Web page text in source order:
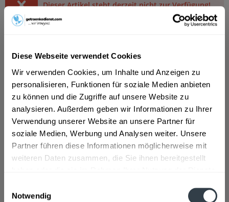
Diese Webseite verwendet Cookies
Wir verwenden Cookies, um Inhalte und Anzeigen zu
personalisieren, Funktionen für soziale Medien anbieten
zu können und die Zugriffe auf unsere Website zu
analysieren. Außerdem geben wir Informationen zu Ihrer
Verwendung unserer Website an unsere Partner für
soziale Medien, Werbung und Analysen weiter. Unsere
Partner führen diese Informationen möglicherweise mit
weiteren Daten zusammen, die Sie ihnen bereitgestellt
Notwendig
Dieser Artikel steht derzeit nicht zur Verfügung!
12,49 € *
MEHRWEG
+2,40 € Pfand
Artikel-Nr.: 22617
Beschreibung
mehr